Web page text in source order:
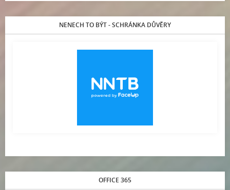
NENECH TO BÝT - SCHRÁNKA DŮVĚRY
OFFICE 365